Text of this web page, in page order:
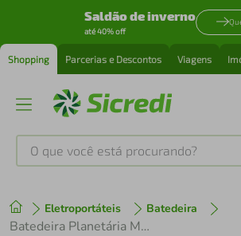
Saldão de inverno
até 40% off
Shopping Parcerias e Descontos Viagens
O que você está procurando?
Eletroportáteis Batedeira
Batedeira Planetária Mondial BP-03 com 12 Velocidades e 700W - Vermelha
1º tenis